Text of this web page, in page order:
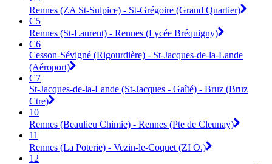
Rennes (ZA St-Sulpice) - St-Grégoire (Grand Quartier)
C5
Rennes (St-Laurent) - Rennes (Lycée Bréquigny)
C6
Cesson-Sévigné (Rigourdière) - St-Jacques-de-la-Lande
(Aéroport)
C7
St-Jacques-de-la-Lande (St-Jacques - Gaîté) - Bruz (Bruz
Ctre)
10
Rennes (Beaulieu Chimie) - Rennes (Pte de Cleunay)
11
Rennes (La Poterie) - Vezin-le-Coquet (ZI O.)
12